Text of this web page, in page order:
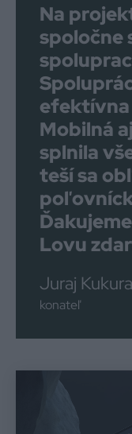
Na
spoločne
efektívna
Mobilná
splnila
teší sa
Lovu
Juraj Kukura
konateľ